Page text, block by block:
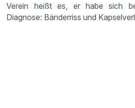
Verein heißt es, er habe sich
Diagnose: Bänderriss und